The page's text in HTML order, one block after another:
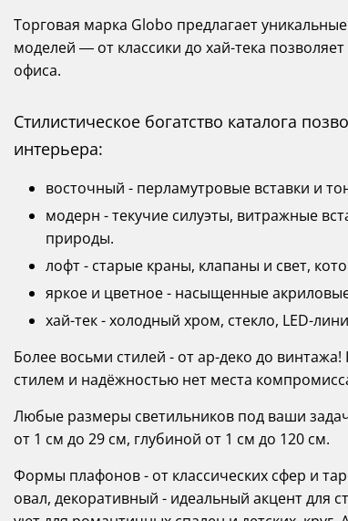
Торговая марка Globo предлагает
моделей — от классики до хай-тека
офиса.
Стилистическое богатство каталога
интерьера:
восточный - перламутровые вставки и
модерн - текучие силуэты, витражные
природы.
лофт - старые краны, клапаны и свет,
яркое и цветное - насыщенные
хай-тек - холодный хром, стекло, LED-
Более восьми стилей - от ар-деко до
стилем и надёжностью нет места
Любые размеры светильников под ваши
от 1 см до 29 см, глубиной от 1 см до 120 см.
Формы плафонов - от классических сфер и
овал, декоративный - идеальный акцент для